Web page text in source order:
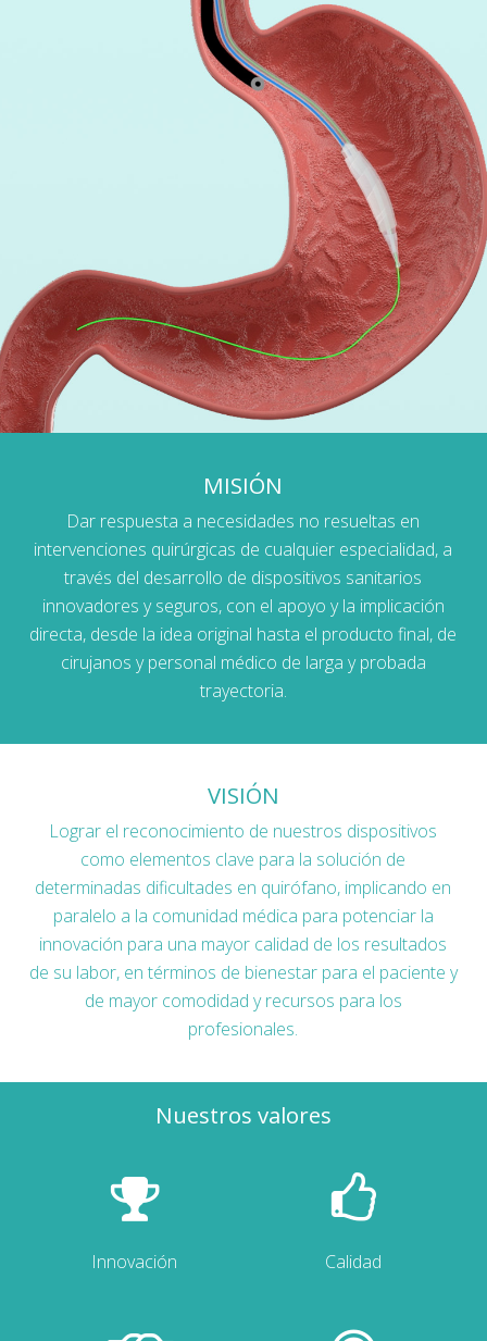
MISIÓN
Dar respuesta a necesidades no resueltas en
intervenciones quirúrgicas de cualquier especialidad, a
través del desarrollo de dispositivos sanitarios
innovadores y seguros, con el apoyo y la implicación
directa, desde la idea original hasta el producto final, de
cirujanos y personal médico de larga y probada
trayectoria.
VISIÓN
Lograr el reconocimiento de nuestros dispositivos
como elementos clave para la solución de
determinadas dificultades en quirófano, implicando en
paralelo a la comunidad médica para potenciar la
innovación para una mayor calidad de los resultados
de su labor, en términos de bienestar para el paciente y
de mayor comodidad y recursos para los
profesionales.
Nuestros valores
Innovación Calidad